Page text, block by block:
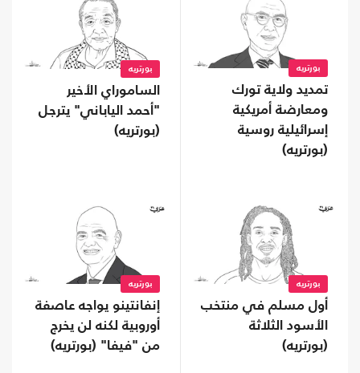
بورتريه
تمديد ولاية تورك
ومعارضة أمريكية
إسرائيلية روسية
(بورتريه)
بورتريه
الساموراي الأخير
"أحمد الياباني" يترجل
(بورتريه)
بورتريه
أول مسلم في منتخب
الأسود الثلاثة
(بورتريه)
بورتريه
إنفانتينو يواجه عاصفة
أوروبية لكنه لن يخرج
من "فيفا" (بورتريه)